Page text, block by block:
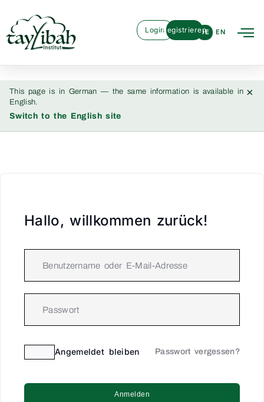
DE EN
LoginRegistrieren
This page is in German — the same information is available in
English.
Switch to the English site
×
Hallo, willkommen zurück!
Angemeldet bleiben Passwort vergessen?
Anmelden